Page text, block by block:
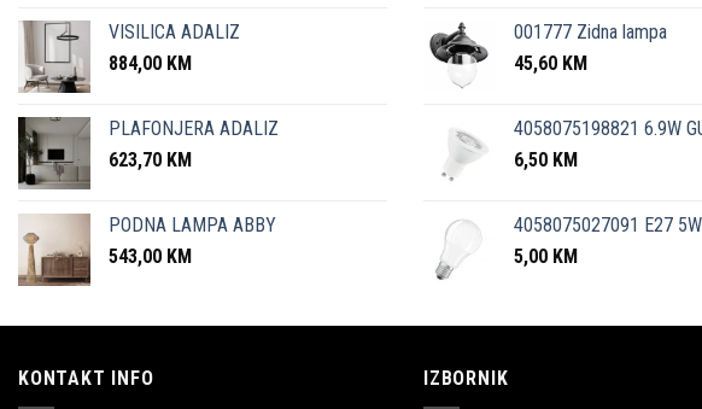
VISILICA ADALIZ
884,00 KM
PLAFONJERA ADALIZ
623,70 KM
PODNA LAMPA ABBY
543,00 KM
001777 Zidna lampa
45,60 KM
4058075198821 6.9W
6,50 KM
4058075027091 E27
5,00 KM
KONTAKT INFO IZBORNIK